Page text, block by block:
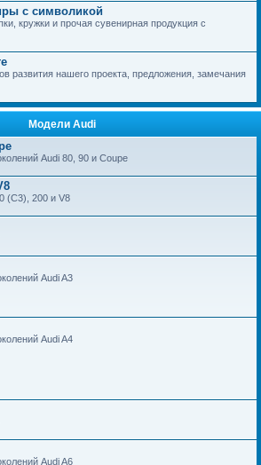
с символикой
кружки и прочая сувенирная продукция с
развития нашего проекта, предложения, замечания
Модели Audi
Audi 80, 90 и Coupe
(C3), 200 и V8
Audi A3
Audi A4
Audi A6